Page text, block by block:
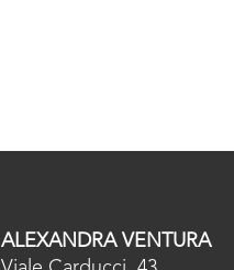
ALEXANDRA VENTURA